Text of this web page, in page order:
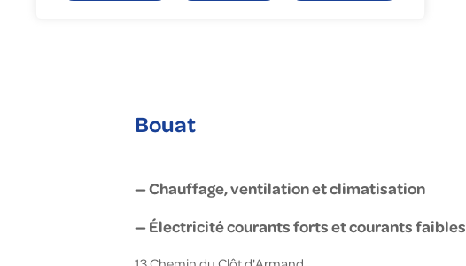
Bouat
— Chauffage, ventilation et climatisation
— Électricité courants forts et courants faibles